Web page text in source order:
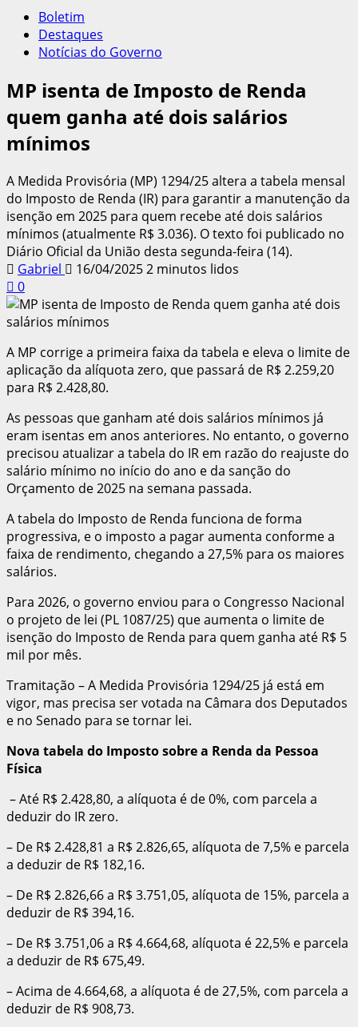
Boletim
Destaques
Notícias do Governo
MP isenta de Imposto de Renda
quem ganha até dois salários
mínimos
A Medida Provisória (MP) 1294/25 altera a tabela mensal
do Imposto de Renda (IR) para garantir a manutenção da
isenção em 2025 para quem recebe até dois salários
mínimos (atualmente R$ 3.036). O texto foi publicado no
Diário Oficial da União desta segunda-feira (14).
Gabriel
16/04/20252 minutos lidos
0
A MP corrige a primeira faixa da tabela e eleva o limite de
aplicação da alíquota zero, que passará de R$ 2.259,20
para R$ 2.428,80.
As pessoas que ganham até dois salários mínimos já
eram isentas em anos anteriores. No entanto, o governo
precisou atualizar a tabela do IR em razão do reajuste do
salário mínimo no início do ano e da sanção do
Orçamento de 2025 na semana passada.
A tabela do Imposto de Renda funciona de forma
progressiva, e o imposto a pagar aumenta conforme a
faixa de rendimento, chegando a 27,5% para os maiores
salários.
Para 2026, o governo enviou para o Congresso Nacional
o projeto de lei (PL 1087/25) que aumenta o limite de
isenção do Imposto de Renda para quem ganha até R$ 5
mil por mês.
Tramitação – A Medida Provisória 1294/25 já está em
vigor, mas precisa ser votada na Câmara dos Deputados
e no Senado para se tornar lei.
Nova tabela do Imposto sobrea Renda da Pessoa
Física
– Até R$ 2.428,80, a alíquota é de 0%, com parcela a
deduzir do IR zero.
– De R$ 2.428,81 a R$ 2.826,65, alíquota de 7,5% e parcela
a deduzir de R$ 182,16.
– De R$ 2.826,66 a R$ 3.751,05, alíquota de 15%, parcela a
deduzir de R$ 394,16.
– De R$ 3.751,06 a R$ 4.664,68, alíquota é 22,5% e parcela
a deduzir de R$ 675,49.
– Acima de 4.664,68, a alíquota é de 27,5%, com parcela a
deduzir de R$ 908,73.